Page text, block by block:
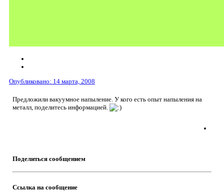
Опубликовано: 14 марта, 2008
Предложили вакуумное напыление. У кого есть опыт напыления на
металл, поделитесь информацией.
Поделиться сообщением
Ссылка на сообщение